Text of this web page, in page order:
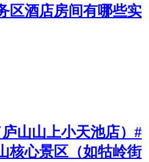
区酒店房间有哪些实
山山上小天池店）#
核心景区（如牯岭街